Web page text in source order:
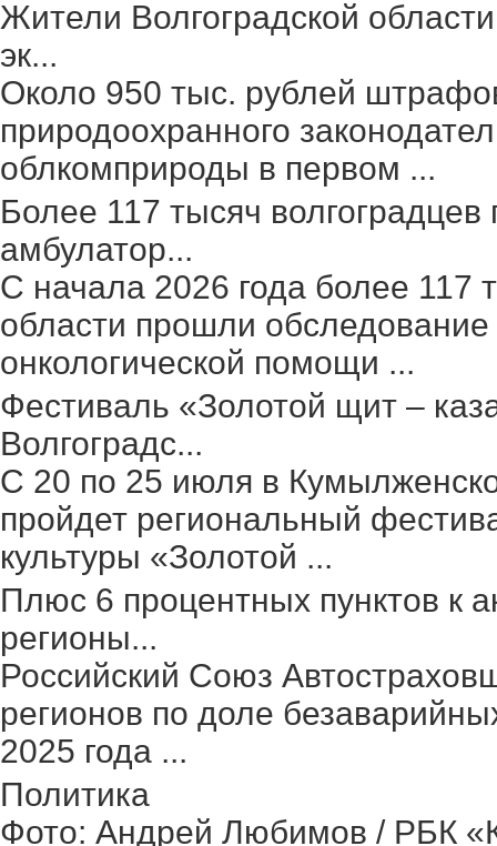
Жители Волгоградской
эк...
Около 950 тыс. рублей
природоохранного
облкомприроды в первом ...
Более 117 тысяч
амбулатор...
С начала 2026 года более 117
области прошли
онкологической помощи ...
Фестиваль «Золотой щит –
Волгоградс...
С 20 по 25 июля в
пройдет региональный
культуры «Золотой ...
Плюс 6 процентных пунктов к
регионы...
Российский Союз
регионов по доле
2025 года ...
Политика
Фото: Андрей Любимов / РБК